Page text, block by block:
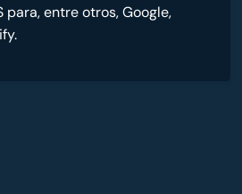
para, entre otros, Google,